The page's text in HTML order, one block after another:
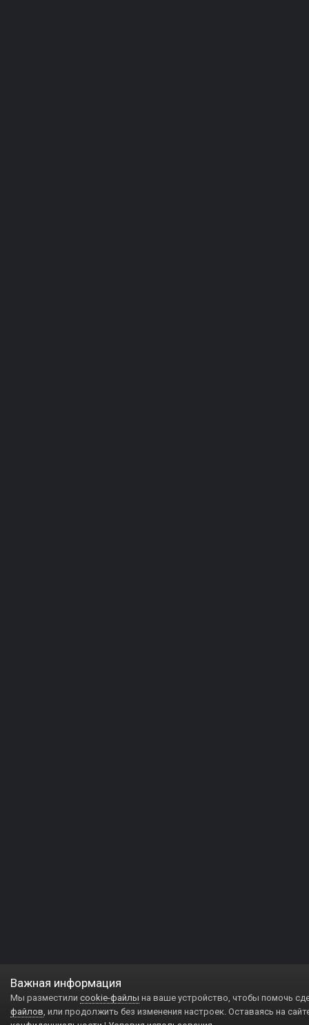
Важная информация
Мы разместили cookie-файлы на ваше устройство, чтобы помочь
файлов, или продолжить без изменения настроек. Оставаясь на